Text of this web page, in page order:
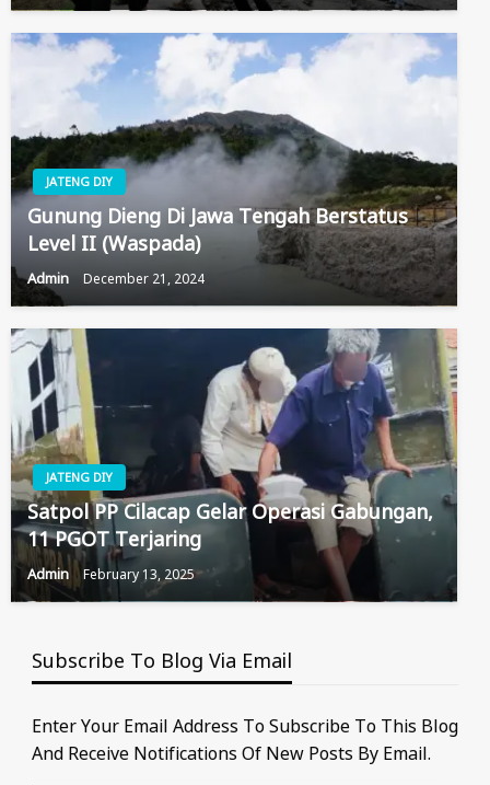
JATENG DIY
Gunung Dieng Di Jawa Tengah Berstatus
Level II (Waspada)
Admin December 21, 2024
JATENG DIY
Satpol PP Cilacap Gelar Operasi Gabungan,
11 PGOT Terjaring
Admin February 13, 2025
Subscribe To Blog Via Email
Enter Your Email Address To Subscribe To This Blog
And Receive Notifications Of New Posts By Email.